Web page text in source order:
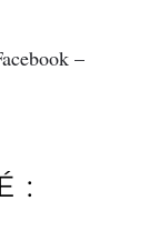
–
: